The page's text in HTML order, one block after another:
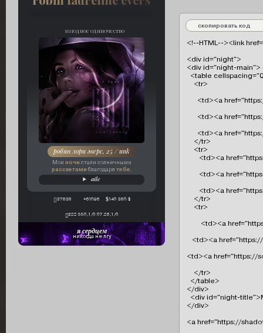
холодное одиночество
робин лори эверс, 25 / unk
Мои ночи стали солнечными
рассветами благодаря тебе
aile
37838 +61096 140 380 $
322 550,1/0 07.26,1/0
я сердцем
никогда не лгу
скопировать код
<!--HTML--><link
<div id="night">
<div id="night-main">
<table
    <tr>
<td><a
<td><a
<td><a
    </tr>
    <tr>
<td><a
<td><a
<td><a
    </tr>
    <tr>
<td><a
<td><a
<td><a href="https://
    </tr>
  </table>
</div>
<div id="night-
</div>
<a href="https://